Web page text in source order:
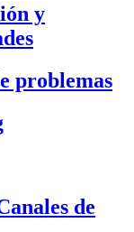
y
problemas
de